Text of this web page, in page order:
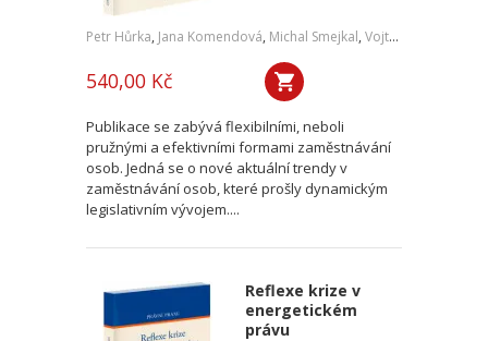
Petr Hůrka, Jana Komendová, Michal Smejkal, Vojtěch Kadlubiec
540,00 Kč
Publikace se zabývá flexibilními, neboli
pružnými a efektivními formami zaměstnávání
osob. Jedná se o nové aktuální trendy v
zaměstnávání osob, které prošly dynamickým
legislativním vývojem....
Reflexe krize v
energetickém
právu